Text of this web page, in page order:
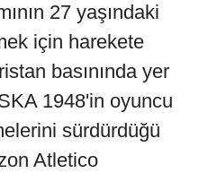
27 yaşındaki
için harekete
basınında yer
1948'in oyuncu
sürdürdüğü
Atletico